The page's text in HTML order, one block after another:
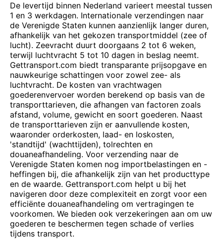
De levertijd binnen Nederland varieert meestal tussen
1 en 3 werkdagen. Internationale verzendingen naar
de Verenigde Staten kunnen aanzienlijk langer duren,
afhankelijk van het gekozen transportmiddel (zee of
lucht). Zeevracht duurt doorgaans 2 tot 6 weken,
terwijl luchtvracht 5 tot 10 dagen in beslag neemt.
Gettransport.com biedt transparante prijsopgave en
nauwkeurige schattingen voor zowel zee- als
luchtvracht. De kosten van vrachtwagen
goederenvervoer worden berekend op basis van de
transporttarieven, die afhangen van factoren zoals
afstand, volume, gewicht en soort goederen. Naast
de transporttarieven zijn er aanvullende kosten,
waaronder orderkosten, laad- en loskosten,
'standtijd' (wachttijden), tolrechten en
douaneafhandeling. Voor verzending naar de
Verenigde Staten komen nog importbelastingen en -
heffingen bij, die afhankelijk zijn van het producttype
en de waarde. Gettransport.com helpt u bij het
navigeren door deze complexiteit en zorgt voor een
efficiënte douaneafhandeling om vertragingen te
voorkomen. We bieden ook verzekeringen aan om uw
goederen te beschermen tegen schade of verlies
tijdens transport.